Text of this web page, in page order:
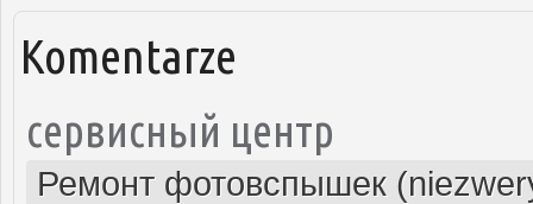
Komentarze
сервисный центр
Ремонт фотовспышек